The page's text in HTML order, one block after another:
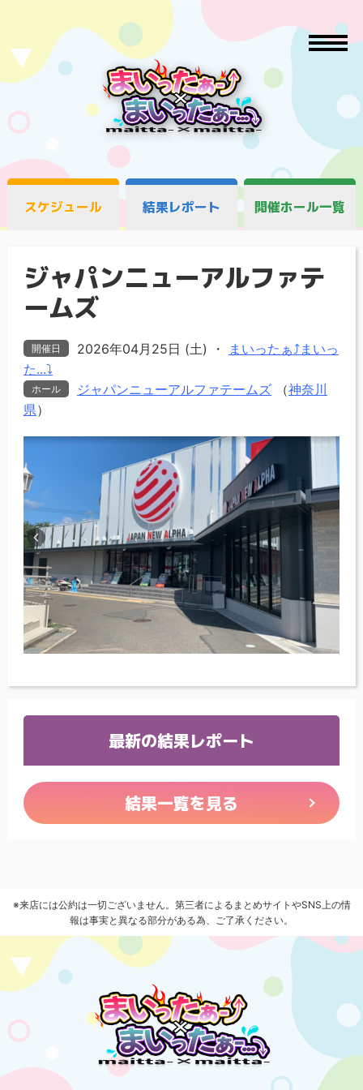
スケジュール 結果レポート 開催ホール一覧
ジャパンニューアルファテ
ームズ
開催日 2026年04月25日 (土) ・
まいったぁ⤴まいっ
た...⤵
ホール ジャパンニューアルファテームズ（神奈川
県）
最新の結果レポート
結果一覧を見る
※来店には公約は一切ございません。第三者によるまとめサイトやSNS上の情
報は事実と異なる部分がある為、ご了承ください。